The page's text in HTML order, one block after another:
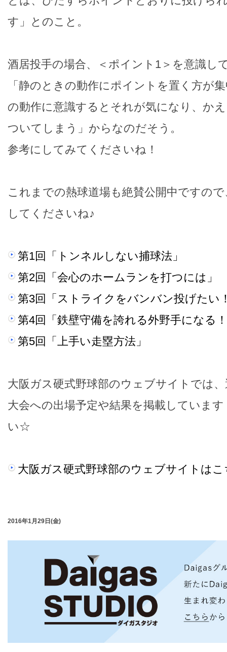
す」とのこと。
酒居投手の場合、＜ポイント1＞を意識し
「静のときの動作にポイントを置く方が
の動作に意識するとそれが気になり、か
ついてしまう」からなのだそう。
参考にしてみてくださいね！
これまでの熱球道場も絶賛公開中ですの
してくださいね♪
第1回「トンネルしない捕球法」
第2回「会心のホームランを打つには」
第3回「ストライクをバンバン投げたい
第4回「鉄壁守備を誇れる外野手になる
第5回「上手い走塁方法」
大阪ガス硬式野球部のウェブサイトでは
大会への出場予定や結果を掲載していま
い☆
大阪ガス硬式野球部のウェブサイトはこ
2016年1月29日(金)